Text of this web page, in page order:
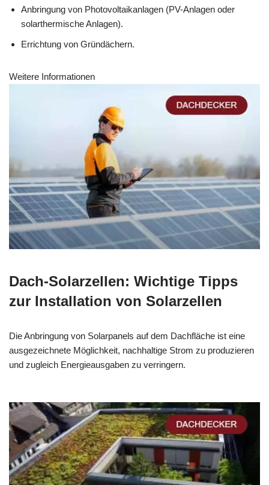
Anbringung von Photovoltaikanlagen (PV-Anlagen oder
solarthermische Anlagen).
Errichtung von Gründächern.
Weitere Informationen
Dach-Solarzellen: Wichtige Tipps
zur Installation von Solarzellen
Die Anbringung von Solarpanels auf dem Dachfläche ist eine
ausgezeichnete Möglichkeit, nachhaltige Strom zu produzieren
und zugleich Energieausgaben zu verringern.